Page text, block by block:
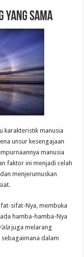
yang Sama
karakteristik manusia
unsur kesengajaan
manusia
faktor ini menjadi celah
menjerumuskan
sifat-Nya, membuka
hamba-hamba-Nya
juga melarang
dalam